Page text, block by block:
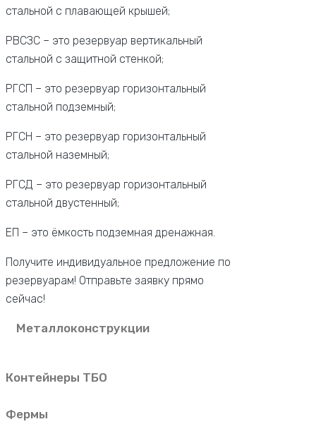
стальной с плавающей крышей;
РВСЗС – это резервуар вертикальный
стальной с защитной стенкой;
РГСП – это резервуар горизонтальный
стальной подземный;
РГСН – это резервуар горизонтальный
стальной наземный;
РГСД – это резервуар горизонтальный
стальной двустенный;
ЕП – это ёмкость подземная дренажная.
Получите индивидуальное предложение по
резервуарам! Отправьте заявку прямо
сейчас!
Металлоконструкции
Контейнеры ТБО
Фермы